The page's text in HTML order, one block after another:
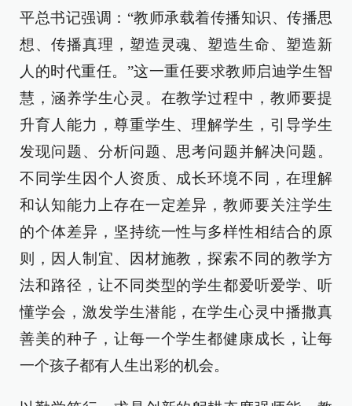
平总书记强调：“教师承载着传播知识、传播思
想、传播真理，塑造灵魂、塑造生命、塑造新
人的时代重任。”这一重任要求教师启迪学生智
慧，涵养学生心灵。在教学过程中，教师要提
升育人能力，尊重学生、理解学生，引导学生
发现问题、分析问题、思考问题并解决问题。
不同学生因个人资质、成长环境不同，在理解
和认知能力上存在一定差异，教师要关注学生
的个体差异，坚持统一性与多样性相结合的原
则，因人制宜、因材施教，探索不同的教学方
法和路径，让不同类型的学生都爱听爱学、听
懂学会，激发学生潜能，在学生心灵中播撒真
善美的种子，让每一个学生都健康成长，让每
一个孩子都有人生出彩的机会。